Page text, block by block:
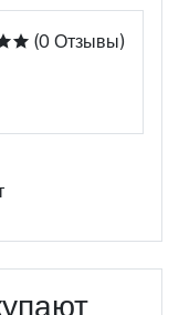
(0 Отзывы)